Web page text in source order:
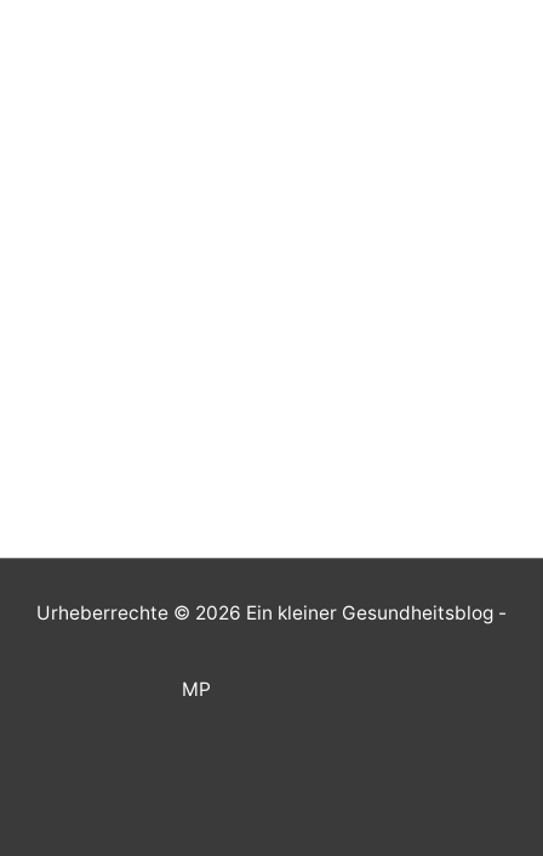
Urheberrechte © 2026 Ein kleiner Gesundheitsblog -
MP